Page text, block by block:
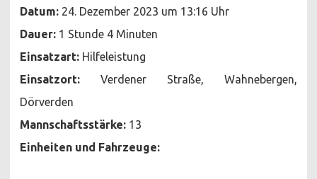
nach
VU
Datum: 24. Dezember 2023 um 13:16 Uhr
Dauer: 1 Stunde 4 Minuten
Einsatzart: Hilfeleistung
Einsatzort: Verdener Straße, Wahnebergen,
Dörverden
Mannschaftsstärke: 13
Einheiten und Fahrzeuge: